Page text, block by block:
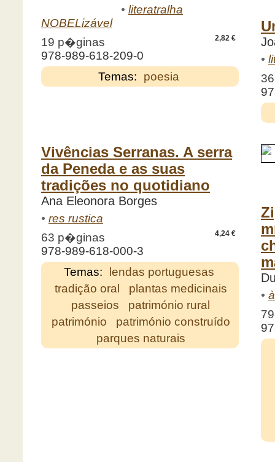
• literatralha
NOBELizável
2,82 €
19 p�ginas
978-989-618-209-0
Temas:
poesia
•
Vivências Serranas. A serra
da Peneda e as suas
tradições no quotidiano
Ana Eleonora Borges
• res rustica
4,24 €
63 p�ginas
978-989-618-000-3
Temas:
lendas portuguesas
tradição oral
plantas medicinais
passeios
património rural
património
património construído
parques naturais
•